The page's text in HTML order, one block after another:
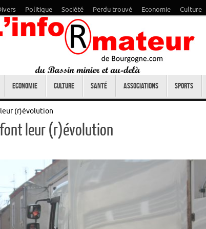
Politique Société Perdu trouvé Economie Culture
Economie Culture Santé Associations Sports
(r)évolution
font leur (r)évolution